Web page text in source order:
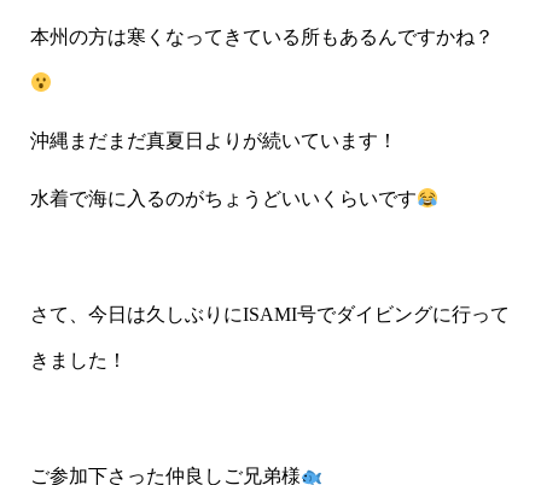
本州の方は寒くなってきている所もあるんですかね？
沖縄まだまだ真夏日よりが続いています！
水着で海に入るのがちょうどいいくらいです
さて、今日は久しぶりにISAMI号でダイビングに行って
きました！
ご参加下さった仲良しご兄弟様